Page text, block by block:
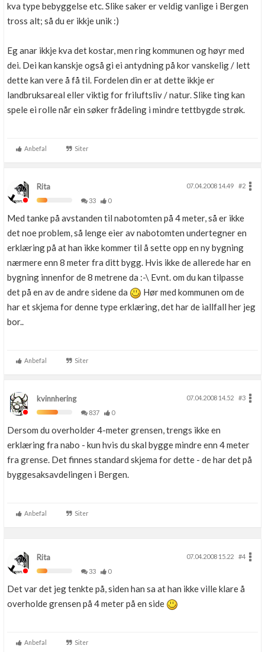
kva type bebyggelse etc. Slike saker er veldig vanlige i Bergen
tross alt; så du er ikkje unik :)
Eg anar ikkje kva det kostar, men ring kommunen og høyr med
dei. Dei kan kanskje også gi ei antydning på kor vanskelig / lett
dette kan vere å få til. Fordelen din er at dette ikkje er
landbruksareal eller viktig for friluftsliv / natur. Slike ting kan
spele ei rolle når ein søker frådeling i mindre tettbygde strøk.
Anbefal Siter
Rita 07.04.2008 14.49
#2
33
0
Med tanke på avstanden til nabotomten på 4 meter, så er ikke
det noe problem, så lenge eier av nabotomten undertegner en
erklæring på at han ikke kommer til å sette opp en ny bygning
nærmere enn 8 meter fra ditt bygg. Hvis ikke de allerede har en
bygning innenfor de 8 metrene da :-\ Evnt. om du kan tilpasse
det på en av de andre sidene da
Hør med kommunen om de
har et skjema for denne type erklæring, det har de iallfall her jeg
bor..
Anbefal Siter
kvinnhering 07.04.2008 14.52
#3
837
0
Dersom du overholder 4-meter grensen, trengs ikke en
erklæring fra nabo - kun hvis du skal bygge mindre enn 4 meter
fra grense. Det finnes standard skjema for dette - de har det på
byggesaksavdelingen i Bergen.
Anbefal Siter
Rita 07.04.2008 15.22
#4
33
0
Det var det jeg tenkte på, siden han sa at han ikke ville klare å
overholde grensen på 4 meter på en side
Anbefal Siter